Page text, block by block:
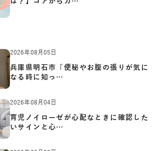
2026年08月05日
兵庫県明石市「便秘やお腹の張りが気に
なる時に知っ…
2026年08月04日
育児ノイローゼが心配なときに確認した
いサインと心…